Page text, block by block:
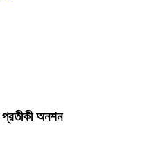
প্রতীকী অনশন